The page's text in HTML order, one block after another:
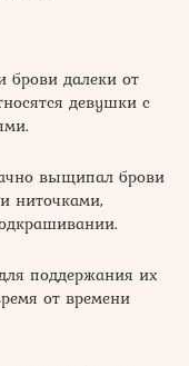
брови далеки от
девушки с
выщипал брови
ниточками,
поддержания их
от времени